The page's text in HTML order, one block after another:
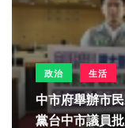
政治 生活
中市府舉辦市民野餐日 動用業務
黨台中市議員